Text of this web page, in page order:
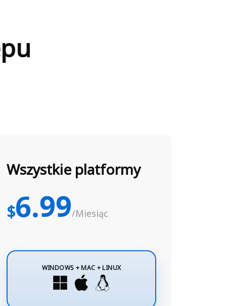
Wszystkie platformy
$6.99/Miesiąc
WINDOWS + MAC + LINUX